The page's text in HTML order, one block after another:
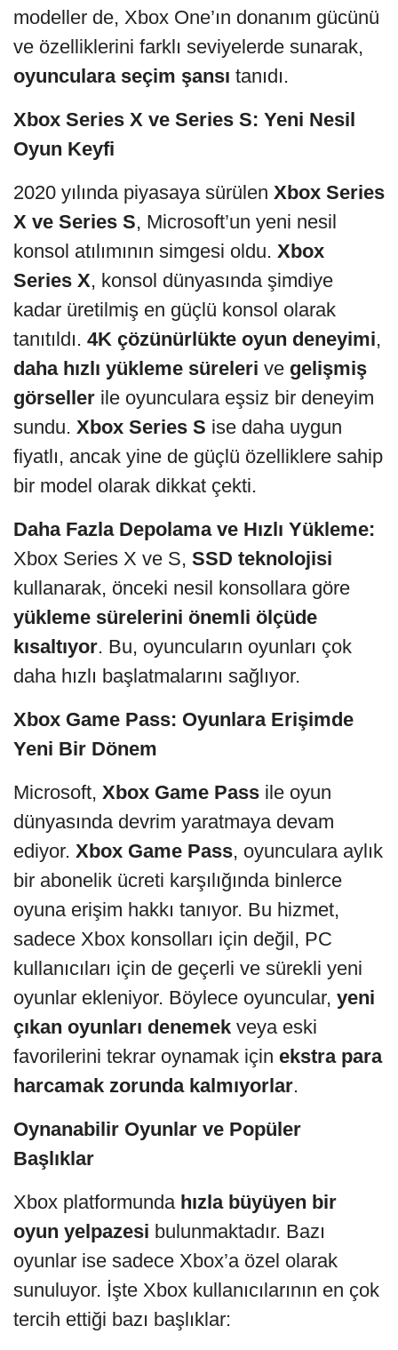
modeller de, Xbox One’ın donanım gücünü
ve özelliklerini farklı seviyelerde sunarak,
oyunculara seçim şansı tanıdı.
Xbox Series X ve Series S: Yeni Nesil
Oyun Keyfi
2020 yılında piyasaya sürülen Xbox Series
X ve Series S, Microsoft’un yeni nesil
konsol atılımının simgesi oldu. Xbox
Series X, konsol dünyasında şimdiye
kadar üretilmiş en güçlü konsol olarak
tanıtıldı. 4K çözünürlükte oyun deneyimi,
daha hızlı yükleme süreleri ve gelişmiş
görseller ile oyunculara eşsiz bir deneyim
sundu. Xbox Series S ise daha uygun
fiyatlı, ancak yine de güçlü özelliklere sahip
bir model olarak dikkat çekti.
Daha Fazla Depolama ve Hızlı Yükleme:
Xbox Series X ve S, SSD teknolojisi
kullanarak, önceki nesil konsollara göre
yükleme sürelerini önemli ölçüde
kısaltıyor. Bu, oyuncuların oyunları çok
daha hızlı başlatmalarını sağlıyor.
Xbox Game Pass: Oyunlara Erişimde
Yeni Bir Dönem
Microsoft, Xbox Game Pass ile oyun
dünyasında devrim yaratmaya devam
ediyor. Xbox Game Pass, oyunculara aylık
bir abonelik ücreti karşılığında binlerce
oyuna erişim hakkı tanıyor. Bu hizmet,
sadece Xbox konsolları için değil, PC
kullanıcıları için de geçerli ve sürekli yeni
oyunlar ekleniyor. Böylece oyuncular, yeni
çıkan oyunları denemek veya eski
favorilerini tekrar oynamak için ekstra para
harcamak zorunda kalmıyorlar.
Oynanabilir Oyunlar ve Popüler
Başlıklar
Xbox platformunda hızla büyüyen bir
oyun yelpazesi bulunmaktadır. Bazı
oyunlar ise sadece Xbox’a özel olarak
sunuluyor. İşte Xbox kullanıcılarının en çok
tercih ettiği bazı başlıklar: